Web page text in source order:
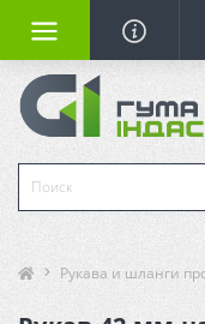
Рукава и шланги